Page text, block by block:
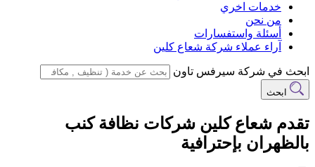
خدمات اخري
من نحن
أسئلة واستفسارات
آراء عملاء شركة شعاع كلين
ابحث في شركة سيرفس تاون
ابحث
تقدم شعاع كلين شركات نظافة كنب
بالظهران بإحترافية